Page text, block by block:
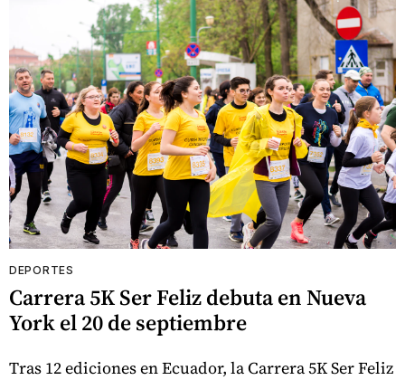
DEPORTES
Carrera 5K Ser Feliz debuta en Nueva
York el 20 de septiembre
Tras 12 ediciones en Ecuador, la Carrera 5K Ser Feliz